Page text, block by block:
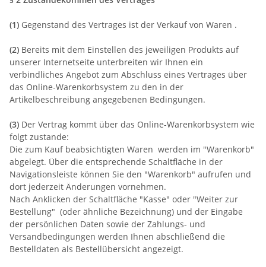
(1) Gegenstand des Vertrages ist der Verkauf von Waren .
(2) Bereits mit dem Einstellen des jeweiligen Produkts auf
unserer Internetseite unterbreiten wir Ihnen ein
verbindliches Angebot zum Abschluss eines Vertrages über
das Online-Warenkorbsystem zu den in der
Artikelbeschreibung angegebenen Bedingungen.
(3) Der Vertrag kommt über das Online-Warenkorbsystem wie
folgt zustande:
Die zum Kauf beabsichtigten Waren werden im "Warenkorb"
abgelegt. Über die entsprechende Schaltfläche in der
Navigationsleiste können Sie den "Warenkorb" aufrufen und
dort jederzeit Änderungen vornehmen.
Nach Anklicken der Schaltfläche "Kasse" oder "Weiter zur
Bestellung" (oder ähnliche Bezeichnung) und der Eingabe
der persönlichen Daten sowie der Zahlungs- und
Versandbedingungen werden Ihnen abschließend die
Bestelldaten als Bestellübersicht angezeigt.